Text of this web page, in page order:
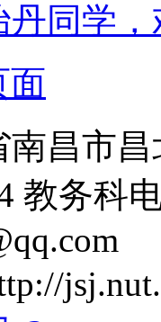
丹同学
面
昌市
教务科